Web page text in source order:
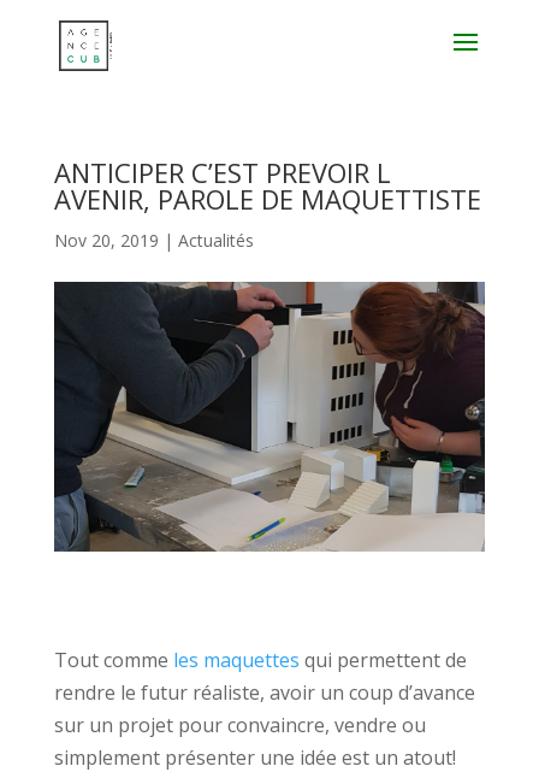
ANTICIPER C’EST PREVOIR L
AVENIR, PAROLE DE MAQUETTISTE
Nov 20, 2019 | Actualités
Tout comme les maquettes qui permettent de
rendre le futur réaliste, avoir un coup d’avance
sur un projet pour convaincre, vendre ou
simplement présenter une idée est un atout!